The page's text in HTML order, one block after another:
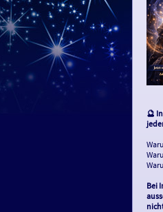
🔮
Bei